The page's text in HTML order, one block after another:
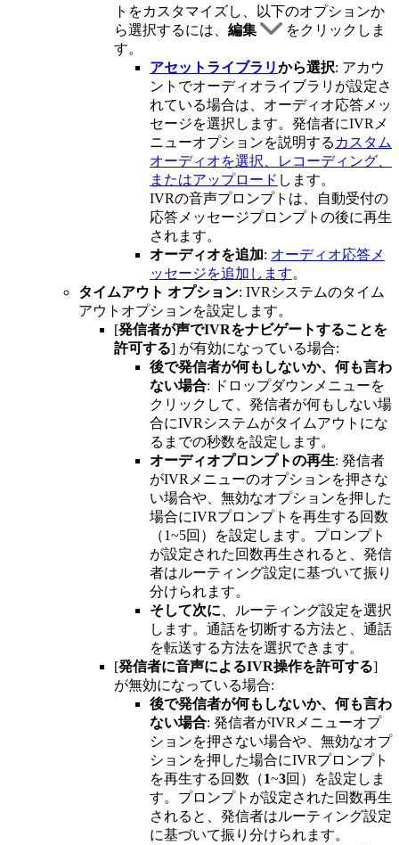
トをカスタマイズし、以下のオプションか
ら選択するには、 編集
をクリックしま
す。
アセットライブラリから選択: アカウ
ントでオーディオライブラリが設定さ
れている場合は、オーディオ応答メッ
セージを選択します。発信者にIVRメ
ニューオプションを説明する カスタム
オーディオを選択、レコーディング、
またはアップロード します。
IVRの音声プロンプトは、自動受付の
応答メッセージプロンプトの後に再生
されます。
オーディオを追加: オーディオ応答メ
ッセージを追加します。
タイムアウト オプション: IVRシステムのタイム
アウトオプションを設定します。
[発信者が声でIVRをナビゲートすることを
許可する] が有効になっている場合:
後で発信者が何もしないか、何も言わ
ない場合: ドロップダウンメニューを
クリックして、発信者が何もしない場
合にIVRシステムがタイムアウトにな
るまでの秒数を設定します。
オーディオプロンプトの再生: 発信者
がIVRメニューのオプションを押さな
い場合や、無効なオプションを押した
場合にIVRプロンプトを再生する回数
（1~5回）を設定します。プロンプト
が設定された回数再生されると、発信
者はルーティング設定に基づいて振り
分けられます。
そして次に 、ルーティング設定を選択
します。通話を切断する方法と、通話
を転送する方法を選択できます。
[発信者に音声によるIVR操作を許可する]
が無効になっている場合:
後で発信者が何もしないか、何も言わ
ない場合: 発信者がIVRメニューオプ
ションを押さない場合や、無効なオプ
ションを押した場合にIVRプロンプト
を再生する回数（1~3回）を設定しま
す。プロンプトが設定された回数再生
されると、発信者はルーティング設定
に基づいて振り分けられます。